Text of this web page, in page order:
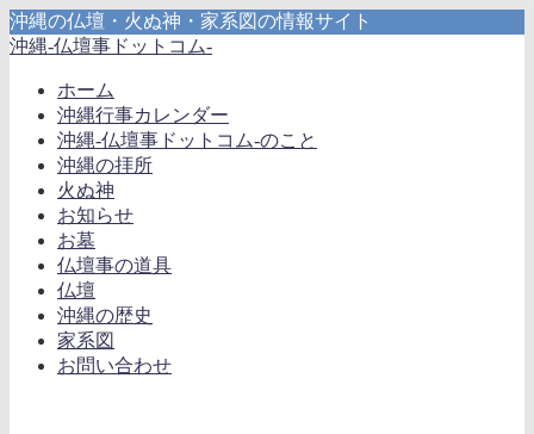
沖縄の仏壇・火ぬ神・家系図の情報サイト
沖縄-仏壇事ドットコム-
ホーム
沖縄行事カレンダー
沖縄-仏壇事ドットコム-のこと
沖縄の拝所
火ぬ神
お知らせ
お墓
仏壇事の道具
仏壇
沖縄の歴史
家系図
お問い合わせ